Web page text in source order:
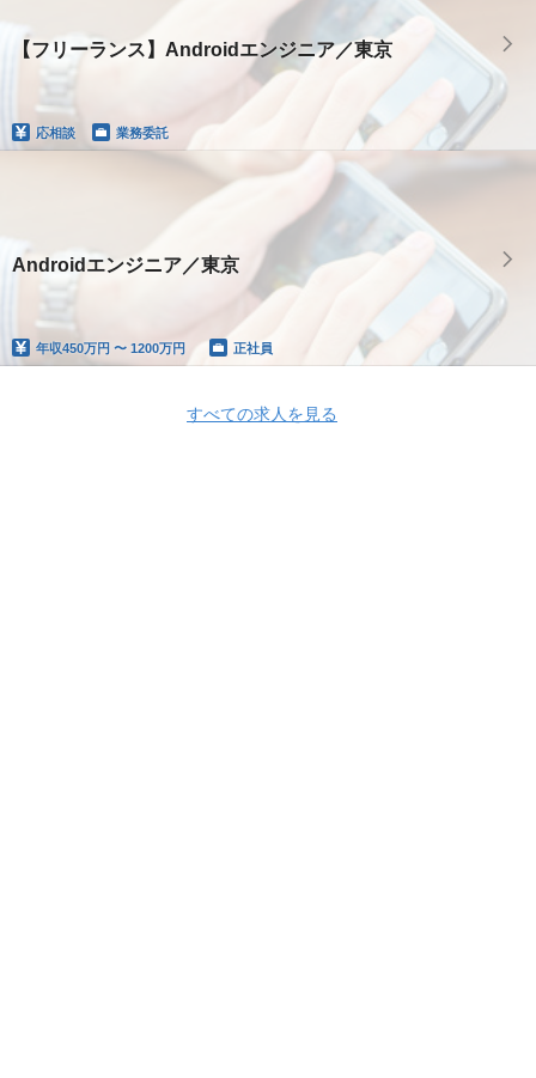
【フリーランス】Androidエンジニア／東京
応相談 業務委託
Androidエンジニア／東京
年収450万円 〜 1200万円 正社員
すべての求人を見る